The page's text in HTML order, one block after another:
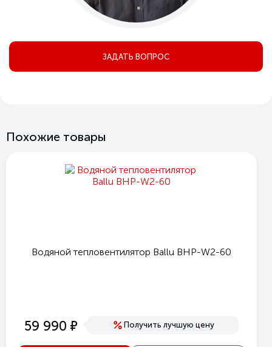
ЗАДАТЬ ВОПРОС
Похожие товары
Водяной тепловентилятор Ballu BHP-W2-60
59 990 е Получить лучшую цену